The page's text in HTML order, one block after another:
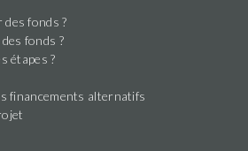
fonds ?
fonds ?
étapes ?
financements alternatifs